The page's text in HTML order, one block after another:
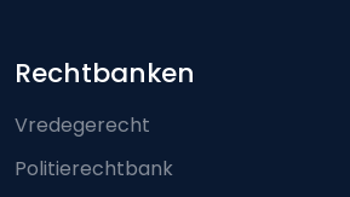
Footer-menu
Rechtbanken
Vredegerecht
Politierechtbank